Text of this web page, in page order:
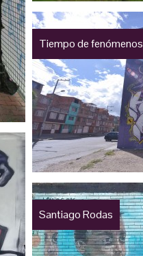
Tiempo de fenómenos
Santiago Rodas